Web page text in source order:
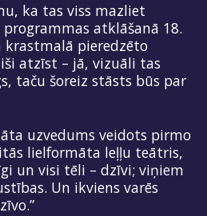
ka tas viss mazliet
programmas atklāšanā 18.
krastmalā pieredzēto
atzīst – jā, vizuāli tas
taču šoreiz stāsts būs par
uzvedums veidots pirmo
lielformāta leļļu teātris,
un visi tēli – dzīvi; viņiem
Un ikviens varēs